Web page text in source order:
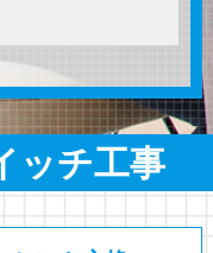
ッチ工事